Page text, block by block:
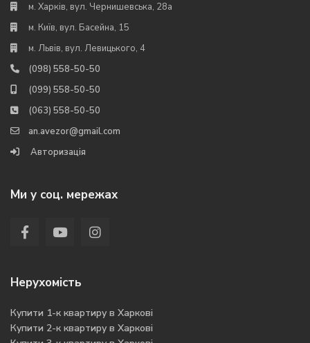
м. Харків, вул. Чернишевська, 28а
м. Київ, вул. Басейна, 15
м. Львів, вул. Левицького, 4
(098) 558-50-50
(099) 558-50-50
(063) 558-50-50
an.avezor@gmail.com
Авторизація
Ми у соц. мережах
Нерухомість
Купити 1-к квартиру в Харкові
Купити 2-к квартиру в Харкові